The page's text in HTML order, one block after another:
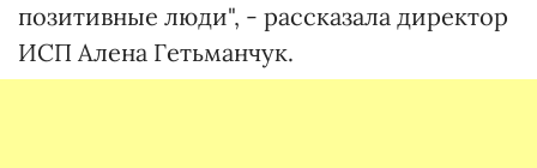
позитивные люди", - рассказала директор
ИСП Алена Гетьманчук.